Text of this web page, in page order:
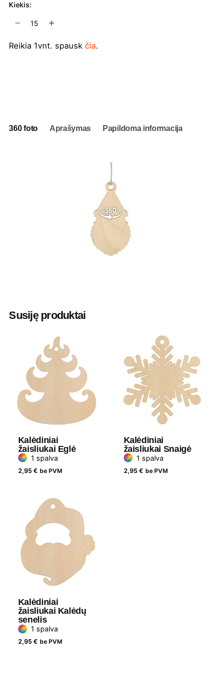
Kiekis:
produkto
Kalėdiniai
Reikia 1vnt. spauskčia.
360 foto Aprašymas Papildoma informacija
Medžiaga Medis
Susiję produktai
Kalėdiniai
žaisliukai Eglė
1 spalva
2,95 € be PVM
Kalėdiniai
žaisliukai Snaigė
1 spalva
2,95 € be PVM
Kalėdiniai
žaisliukai Kalėdų
senelis
1 spalva
2,95 € be PVM